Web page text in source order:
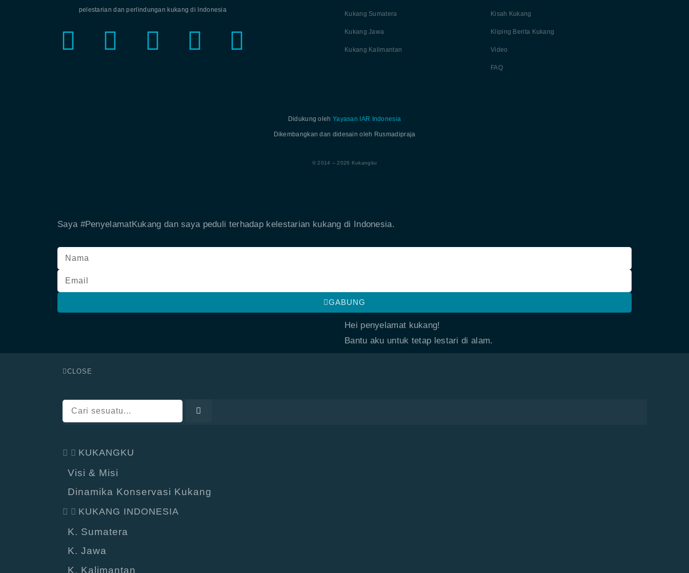
pelestarian dan perlindungan kukang di Indonesia
Kukang Sumatera
Kukang Jawa
Kukang Kalimantan
Kisah Kukang
Kliping Berita Kukang
Video
FAQ
Didukung oleh Yayasan IAR Indonesia
Dikembangkan dan didesain oleh Rusmadipraja
© 2014 – 2026 Kukangku
Saya #PenyelamatKukang dan saya peduli terhadap kelestarian kukang di Indonesia.
GABUNG
Hei penyelamat kukang!
Bantu aku untuk tetap lestari di alam.
CLOSE
KUKANGKU
Visi & Misi
Dinamika Konservasi Kukang
KUKANG INDONESIA
K. Sumatera
K. Jawa
K. Kalimantan